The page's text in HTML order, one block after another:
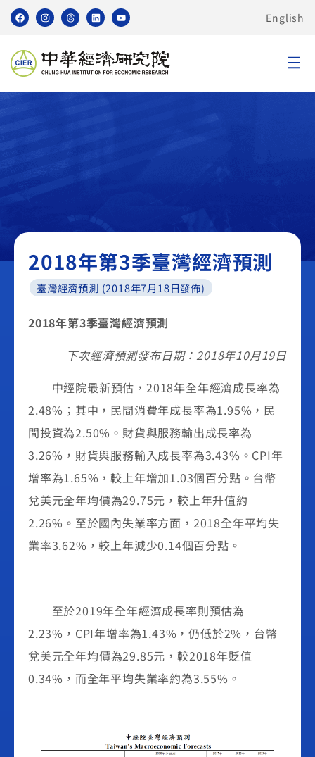
English
臺灣經濟預測 TMF
2018年第3季臺灣經濟預測
臺灣經濟預測 (2018年7月18日發佈)
2018年第3季臺灣經濟預測
下次經濟預測發布日期：2018年10月19日
中經院最新預估，2018年全年經濟成長率為
2.48%；其中，民間消費年成長率為1.95%，民
間投資為2.50%。財貨與服務輸出成長率為
3.26%，財貨與服務輸入成長率為3.43%。CPI年
增率為1.65%，較上年增加1.03個百分點。台幣
兌美元全年均價為29.75元，較上年升值約
2.26%。至於國內失業率方面，2018全年平均失
業率3.62%，較上年減少0.14個百分點。
至於2019年全年經濟成長率則預估為
2.23%，CPI年增率為1.43%，仍低於2%，台幣
兌美元全年均價為29.85元，較2018年貶值
0.34%，而全年平均失業率約為3.55%。